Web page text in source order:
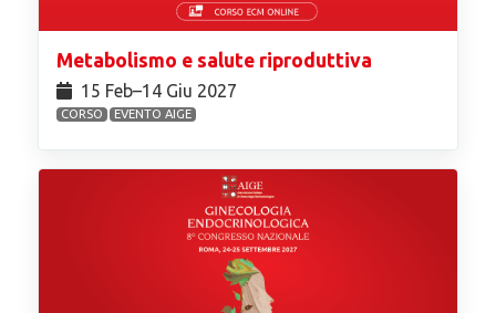
Metabolismo e salute riproduttiva
15 Feb⁠–14 Giu 2027
CORSO EVENTO AIGE